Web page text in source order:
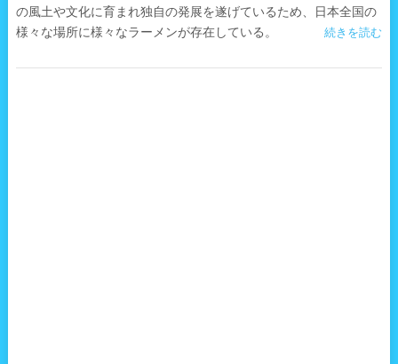
の風土や文化に育まれ独自の発展を遂げているため、日本全国の
様々な場所に様々なラーメンが存在している。
続きを読む